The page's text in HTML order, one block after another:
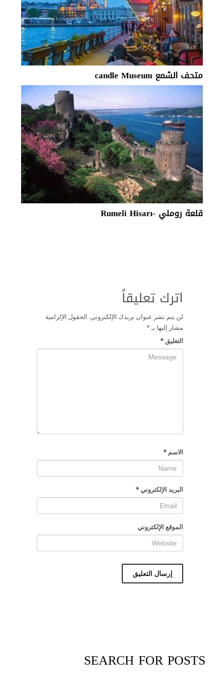
متحف الشمع candle Museum
قلعة روملي -Rumeli Hisarı
اترك تعليقاً
لن يتم نشر عنوان بريدك الإلكتروني. الحقول الإلزامية
مشار إليها بـ*
التعليق *
الاسم *
البريد الإلكتروني *
الموقع الإلكتروني
SEARCH FOR POSTS